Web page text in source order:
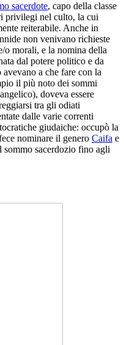
sacerdote, capo della classe
privilegi nel culto, la cui
reiterabile. Anche in
non venivano richieste
o morali, e la nomina della
dal potere politico e da
a che fare con la
il più noto dei sommi
doveva essere
tra gli odiati
dalle varie correnti
giudaiche: occupò la
nominare il genero Caifa e
sacerdozio fino agli